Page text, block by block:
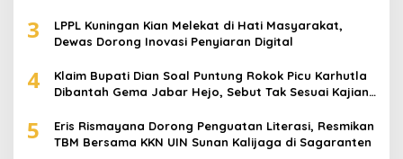
3
LPPL Kuningan Kian Melekat di Hati Masyarakat,
Dewas Dorong Inovasi Penyiaran Digital
4
Klaim Bupati Dian Soal Puntung Rokok Picu Karhutla
Dibantah Gema Jabar Hejo, Sebut Tak Sesuai Kajian
5
Eris Rismayana Dorong Penguatan Literasi, Resmikan
TBM Bersama KKN UIN Sunan Kalijaga di Sagaranten